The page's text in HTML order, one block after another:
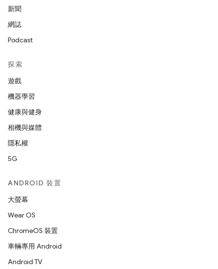
新聞
網誌
Podcast
探索
遊戲
機器學習
健康與健身
相機與媒體
隱私權
5G
ANDROID 裝置
大螢幕
Wear OS
ChromeOS 裝置
車輛專用 Android
Android TV